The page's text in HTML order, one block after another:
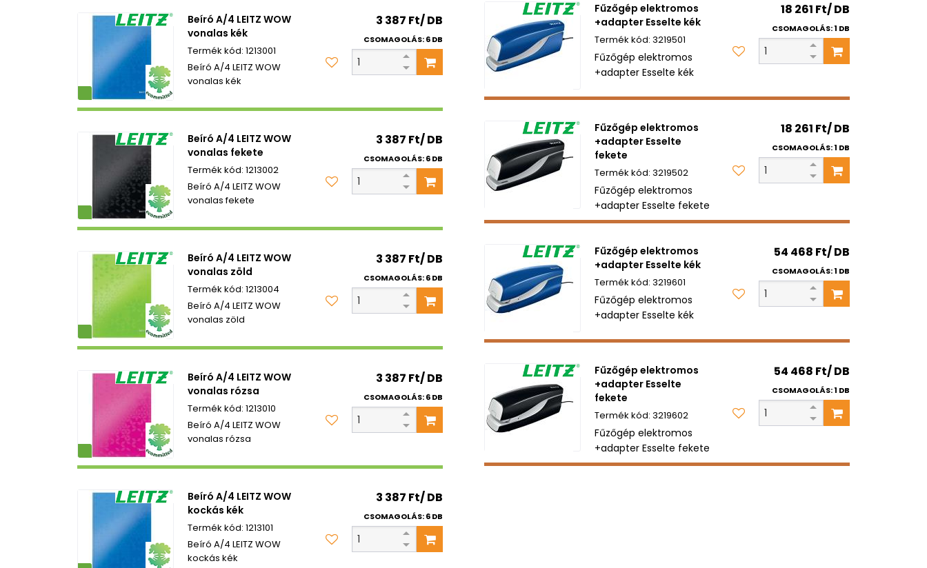
Beíró A/4 LEITZ WOW
vonalas kék
1213001
Beíró A/4 LEITZ WOW
vonalas kék
3 387 Ft/ DB
CSOMAGOLÁS: 6 DB
Beíró A/4 LEITZ WOW
vonalas fekete
1213002
Beíró A/4 LEITZ WOW
vonalas fekete
3 387 Ft/ DB
CSOMAGOLÁS: 6 DB
Beíró A/4 LEITZ WOW
vonalas zöld
1213004
Beíró A/4 LEITZ WOW
vonalas zöld
3 387 Ft/ DB
CSOMAGOLÁS: 6 DB
Beíró A/4 LEITZ WOW
vonalas rózsa
1213010
Beíró A/4 LEITZ WOW
vonalas rózsa
3 387 Ft/ DB
CSOMAGOLÁS: 6 DB
Beíró A/4 LEITZ WOW
kockás kék
1213101
Beíró A/4 LEITZ WOW
kockás kék
3 387 Ft/ DB
CSOMAGOLÁS: 6 DB
Fűzőgép elektromos
+adapter Esselte kék
3219501
Fűzőgép elektromos
+adapter Esselte kék
18 261 Ft/ DB
CSOMAGOLÁS: 1 DB
Fűzőgép elektromos
+adapter Esselte
fekete
3219502
Fűzőgép elektromos
+adapter Esselte fekete
18 261 Ft/ DB
CSOMAGOLÁS: 1 DB
Fűzőgép elektromos
+adapter Esselte kék
3219601
Fűzőgép elektromos
+adapter Esselte kék
54 468 Ft/ DB
CSOMAGOLÁS: 1 DB
Fűzőgép elektromos
+adapter Esselte
fekete
3219602
Fűzőgép elektromos
+adapter Esselte fekete
54 468 Ft/ DB
CSOMAGOLÁS: 1 DB